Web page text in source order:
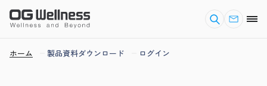
ホーム 製品資料ダウンロード ログイン